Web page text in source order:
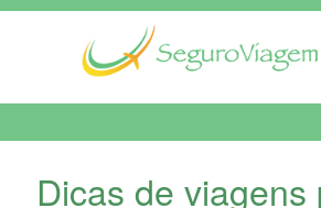
Dicas de viagens